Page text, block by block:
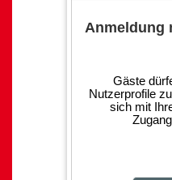
Anmeldung
Gäste
Nutzerprofile
sich mit